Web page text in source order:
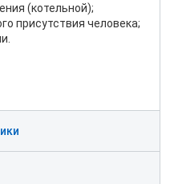
(котельной);
присутствия человека;